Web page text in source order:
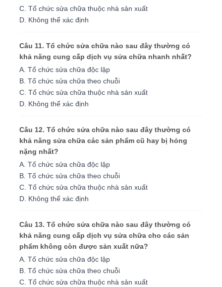
C. Tổ chức sửa chữa thuộc nhà sản xuất
D. Không thể xác định
Câu 11. Tổ chức sửa chữa nào sau đây thường có
khả năng cung cấp dịch vụ sửa chữa nhanh nhất?
A. Tổ chức sửa chữa độc lập
B. Tổ chức sửa chữa theo chuỗi
C. Tổ chức sửa chữa thuộc nhà sản xuất
D. Không thể xác định
Câu 12. Tổ chức sửa chữa nào sau đây thường có
khả năng sửa chữa các sản phẩm cũ hay bị hỏng
nặng nhất?
A. Tổ chức sửa chữa độc lập
B. Tổ chức sửa chữa theo chuỗi
C. Tổ chức sửa chữa thuộc nhà sản xuất
D. Không thể xác định
Câu 13. Tổ chức sửa chữa nào sau đây thường có
khả năng cung cấp dịch vụ sửa chữa cho các sản
phẩm không còn được sản xuất nữa?
A. Tổ chức sửa chữa độc lập
B. Tổ chức sửa chữa theo chuỗi
C. Tổ chức sửa chữa thuộc nhà sản xuất